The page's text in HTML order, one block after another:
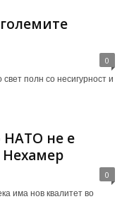
0
полн со несигурност и
НАТО не е
Нехамер
0
има нов квалитет во